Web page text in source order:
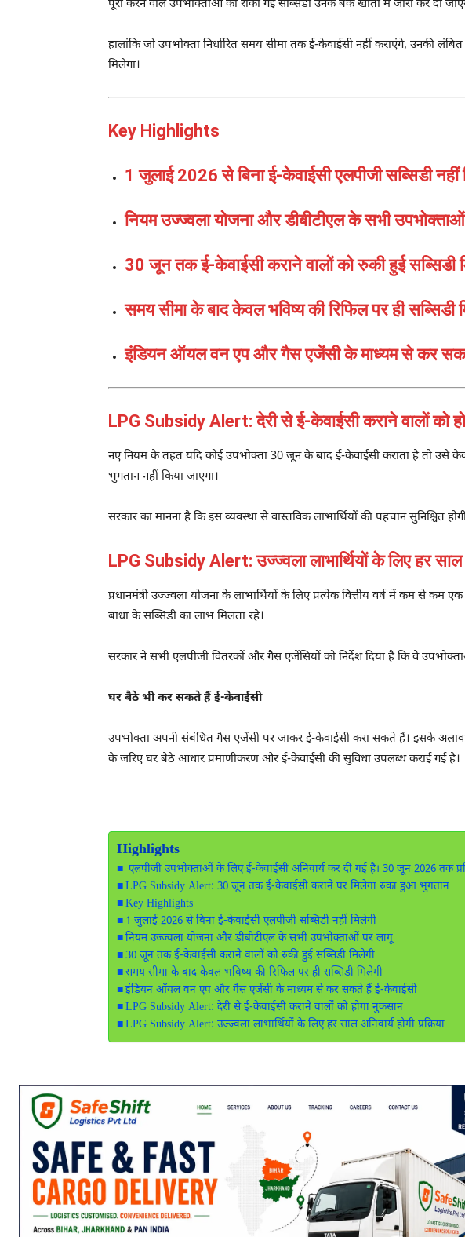
पूरा करने वाले उपभोक्ताओं की रोकी गई सब्सिडी उनके बैंक खातों में जारी कर दी
हालांकि जो उपभोक्ता निर्धारित समय सीमा तक ई-केवाईसी नहीं कराएंगे, उनकी
मिलेगा।
Key Highlights
1 जुलाई 2026 से बिना ई-केवाईसी एलपीजी सब्सिडी नहीं
नियम उज्ज्वला योजना और डीबीटीएल के सभी
30 जून तक ई-केवाईसी कराने वालों को रुकी हुई सब्सिडी
समय सीमा के बाद केवल भविष्य की रिफिल पर ही सब्सिडी
इंडियन ऑयल वन एप और गैस एजेंसी के माध्यम से कर
LPG Subsidy Alert: देरी से ई-केवाईसी कराने वालों को
नए नियम के तहत यदि कोई उपभोक्ता 30 जून के बाद ई-केवाईसी कराता है तो उसे
भुगतान नहीं किया जाएगा।
सरकार का मानना है कि इस व्यवस्था से वास्तविक लाभार्थियों की पहचान सुनिश्चित
LPG Subsidy Alert: उज्ज्वला लाभार्थियों के लिए हर साल
प्रधानमंत्री उज्ज्वला योजना के लाभार्थियों के लिए प्रत्येक वित्तीय वर्ष में कम से कम
बाधा के सब्सिडी का लाभ मिलता रहे।
सरकार ने सभी एलपीजी वितरकों और गैस एजेंसियों को निर्देश दिया है कि वे
घर बैठे भी कर सकते हैं ई-केवाईसी
उपभोक्ता अपनी संबंधित गैस एजेंसी पर जाकर ई-केवाईसी करा सकते हैं। इसके
के जरिए घर बैठे आधार प्रमाणीकरण और ई-केवाईसी की सुविधा उपलब्ध कराई गई है।
Highlights
एलपीजी उपभोक्ताओं के लिए ई-केवाईसी अनिवार्य कर दी गई है। 30 जून 2026 तक
LPG Subsidy Alert: 30 जून तक ई-केवाईसी कराने पर मिलेगा रुका हुआ भुगतान
Key Highlights
1 जुलाई 2026 से बिना ई-केवाईसी एलपीजी सब्सिडी नहीं मिलेगी
नियम उज्ज्वला योजना और डीबीटीएल के सभी उपभोक्ताओं पर लागू
30 जून तक ई-केवाईसी कराने वालों को रुकी हुई सब्सिडी मिलेगी
समय सीमा के बाद केवल भविष्य की रिफिल पर ही सब्सिडी मिलेगी
इंडियन ऑयल वन एप और गैस एजेंसी के माध्यम से कर सकते हैं ई-केवाईसी
LPG Subsidy Alert: देरी से ई-केवाईसी कराने वालों को होगा नुकसान
LPG Subsidy Alert: उज्ज्वला लाभार्थियों के लिए हर साल अनिवार्य होगी प्रक्रिया